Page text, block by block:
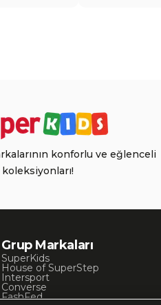
konforlu ve eğlenceli
koleksiyonları!
Grup Markaları
SuperKids
House of SuperStep
Intersport
Converse
FashFed